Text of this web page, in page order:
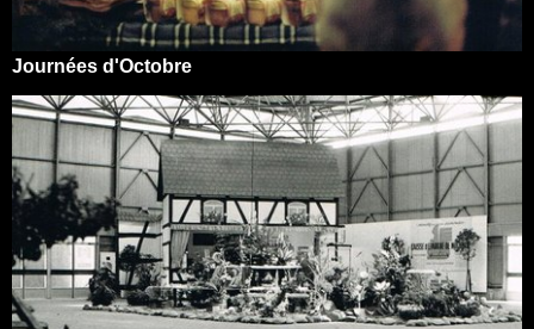
Journées d'Octobre